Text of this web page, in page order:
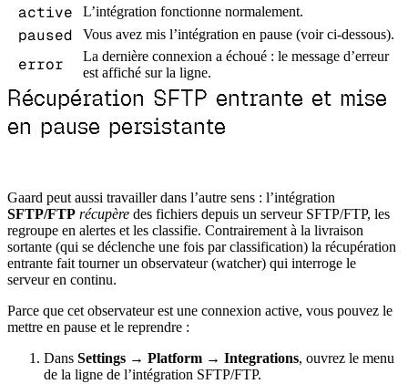
active L’intégration fonctionne normalement.
paused Vous avez mis l’intégration en pause (voir ci-dessous).
error
La dernière connexion a échoué : le message d’erreur
est affiché sur la ligne.
Récupération SFTP entrante et mise
en pause persistante
Gaard peut aussi travailler dans l’autre sens : l’intégration
SFTP/FTP récupère des fichiers depuis un serveur SFTP/FTP, les
regroupe en alertes et les classifie. Contrairement à la livraison
sortante (qui se déclenche une fois par classification) la récupération
entrante fait tourner un observateur (watcher) qui interroge le
serveur en continu.
Parce que cet observateur est une connexion active, vous pouvez le
mettre en pause et le reprendre :
Dans Settings → Platform → Integrations, ouvrez le menu
de la ligne de l’intégration SFTP/FTP.